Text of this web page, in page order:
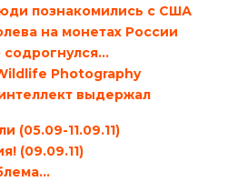
познакомились с США
на монетах России
содрогнулся…
Photography
выдержал
(05.09-11.09.11)
(09.09.11)